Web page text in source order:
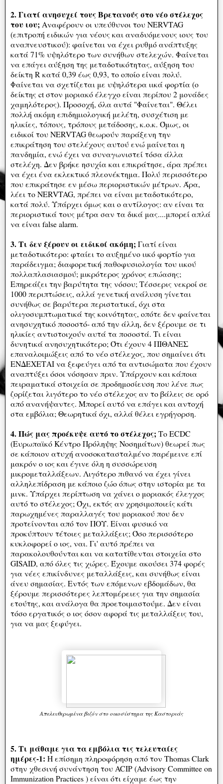
2. Γιατί ανησυχεί τους Βρετανούς στο νέο στέλεχος
του ιου; Αναφέρουν οι υπεύθυνοι του NERVTAG
(επιτροπή ειδικών για νέους και αναδυόμενους ιους του
αναπνευστικού): φαίνεται να έχει ρυθμό ανάπτυξης
κατά 71% υψηλότερο των συνήθων στελεχών. Φαίνεται
να επάγει αύξηση της μεταδοτικότητας, αύξηση του
δείκτη R κατά 0,39 έως 0,93, το οποίο είναι πολύ.
Φαίνεται να σχετίζεται με υψηλότερα ιικά φορτία (ο
δείκτης ct στον μοριακό έλεγχο είναι περίπου 2 μονάδες
χαμηλότερος). Προσοχή, όλα αυτά "Φαίνεται". Θέλει
πολλή ακόμη επιδημιολογική μελέτη, συσχέτιση με
ηλικίες, τόπους, τρόπους μετάδοσης, κ.ο.κ. Όμως, οι
ειδικοί του NERVTAG θεωρούν παράξενη την
επικράτηση του στελέχους αυτού ενώ μαίνεται η
πανδημία, ενώ έχει να συναγωνιστεί τόσα άλλα
στελέχη. Δεν βρήκε ησυχία και επικράτησε, άρα πρέπει
να έχει ένα εκλεκτικό πλεονέκτημα. Πολύ περισσότερο
που επικράτησε εν μέσω περιοριστικών μέτρων. Άρα,
λέει το NERVTAG, πρέπει να είναι μεταδοτικότερο,
κατά πολύ. Υπάρχει όμως και ο αντίλογος: αν είναι τα
περιοριστικά τους μέτρα σαν τα δικά μας....μπορεί απλά
να είναι false alarm.
3. Τι δεν ξέρουν οι ειδικοί ακόμη;Γιατί είναι
μεταδοτικότερο: φταίει το αυξημένο ιικό φορτίο για
παράδειγμα; διαφορετική παθοφυσιολογία του ιικού
πολλαπλασιασμού; μικρότερος χρόνος επώασης;
Επηρεάζει την βαρύτητα της νόσου; Τέσσερις νεκροί σε
1000 περιπτώσεις, αλλά γενετική ανάλυση γίνεται
συνήθως σε βαρύτερα περιστατικά, όχι στα
ολιγοσυμπτωματικά της κοινότητας, οπότε δεν φαίνεται
ανησυχητικό ποσοστό- από την άλλη, δεν ξέρουμε σε τι
ηλικίες αντιστοιχούν αυτά τα ποσοστά. Τι είναι
δυνητικά ανησυχητικότερο; Ότι έχουν 4 ΠΙΘΑΝΕΣ
επαναλοιμώξεις από το νέο στέλεχος, που σημαίνει ότι
ΕΝΔΕΧΕΤΑΙ να ξεφεύγει από τα αντισώματα που έχουν
αναπτύξει όσοι νόσησαν πριν. Υπάρχουν και κάποια
πειραματικά στοιχεία σε προδημοσίευση που λένε πως
ζορίζεται λιγότερο το νέο στέλεχος αν το βάλεις σε ορό
από ανανήψαντες. Μπορεί αυτό να επάγει και αντοχή
στα εμβόλια; Θεωρητικά όχι, αλλά θέλει εγρήγορση.
4. Πώς μας προέκυψε αυτό το στέλεχος;Το ECDC
(Ευρωπαϊκό Κέντρο Πρόληψης Νοσημάτων) θεωρεί πως
σε κάποιον ατυχή ανοσοκατασταλμένο παρέμεινε επί
μακρόν ο ιος και έγινε όλη η συσσώρευση
μικρομεταλλάξεων. Λιγότερο πιθανό να έχει γίνει
αλληλεπίδραση με κάποιο ζώο όπως στην ιστορία με τα
μινκ. Υπάρχει περίπτωση να χάνει ο μοριακός έλεγχος
αυτό το στέλεχος; Όχι, εκτός αν χρησιμοποιείς κάτι
παρωχημένες παραλλαγές του μοριακού που δεν
προτείνονται από τον ΠΟΥ. Είναι φυσικό να
προκύπτουν τέτοιες μεταλλάξεις; Όσο περισσότερο
κυκλοφορεί ο ιος, ναι. Γι' αυτό πρέπει να
παρακολουθούνται και να κατατίθενται στοιχεία στο
GISAID, από όλες τις χώρες. Έχουμε ακούσει 374 φορές
για νέες επικίνδυνες μεταλλάξεις, και συνήθως είναι
άνευ σημασίας. Εντός των επόμενων εβδομάδων, θα
ξέρουμε περισσότερες λεπτομέρειες για την σημασία
ετούτης, και ανάλογα θα προετοιμαστούμε. Δεν είναι
τόσο εργατικός ο ιος όσον αφορά τις μεταλλάξεις του,
για να μας ξεφύγει.
Απελευθερωμένα βιζόν στο οικοσύστημα της Καστοριάς
5. Τι μάθαμε για τα εμβόλια τις τελευταίες
ημέρες-1: Η επίσημη πληροφόρηση από τον Thomas Clark
στην χθεσινή συνάντηση του ACIP (Advisory Committee on
Immunization Practices ) είναι ότι είχαμε έως την